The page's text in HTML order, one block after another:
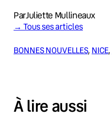
ParJuliette Mullineaux
→ Tous ses articles
BONNES NOUVELLES, NICE,
À lire aussi